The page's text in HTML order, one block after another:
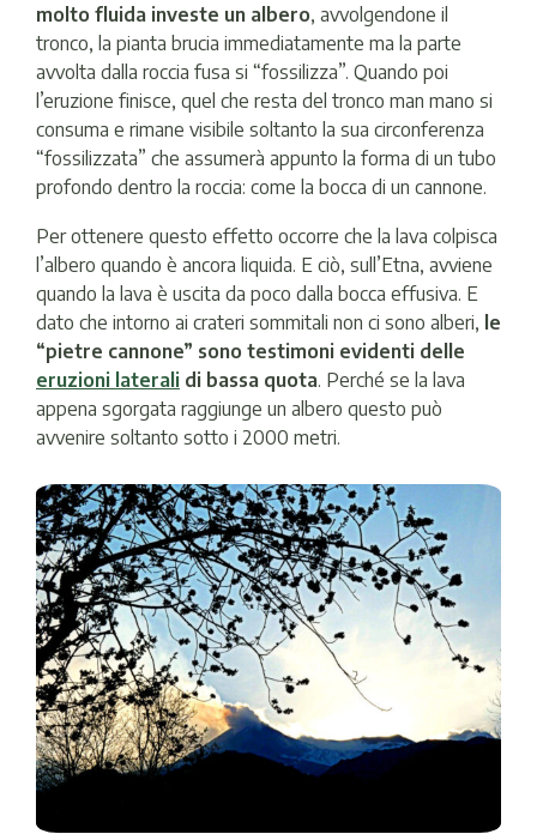
molto fluida investe un albero, avvolgendone il
tronco, la pianta brucia immediatamente ma la parte
avvolta dalla roccia fusa si “fossilizza”. Quando poi
l’eruzione finisce, quel che resta del tronco man mano si
consuma e rimane visibile soltanto la sua circonferenza
“fossilizzata” che assumerà appunto la forma di un tubo
profondo dentro la roccia: come la bocca di un cannone.
Per ottenere questo effetto occorre che la lava colpisca
l’albero quando è ancora liquida. E ciò, sull’Etna, avviene
quando la lava è uscita da poco dalla bocca effusiva. E
dato che intorno ai crateri sommitali non ci sono alberi, le
“pietre cannone” sono testimoni evidenti delle
eruzioni laterali di bassa quota. Perché se la lava
appena sgorgata raggiunge un albero questo può
avvenire soltanto sotto i 2000 metri.